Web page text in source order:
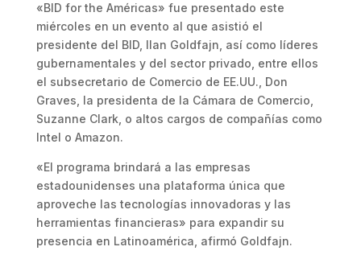
«BID for the Américas» fue presentado este
miércoles en un evento al que asistió el
presidente del BID, Ilan Goldfajn, así como líderes
gubernamentales y del sector privado, entre ellos
el subsecretario de Comercio de EE.UU., Don
Graves, la presidenta de la Cámara de Comercio,
Suzanne Clark, o altos cargos de compañías como
Intel o Amazon.
«El programa brindará a las empresas
estadounidenses una plataforma única que
aproveche las tecnologías innovadoras y las
herramientas financieras» para expandir su
presencia en Latinoamérica, afirmó Goldfajn.